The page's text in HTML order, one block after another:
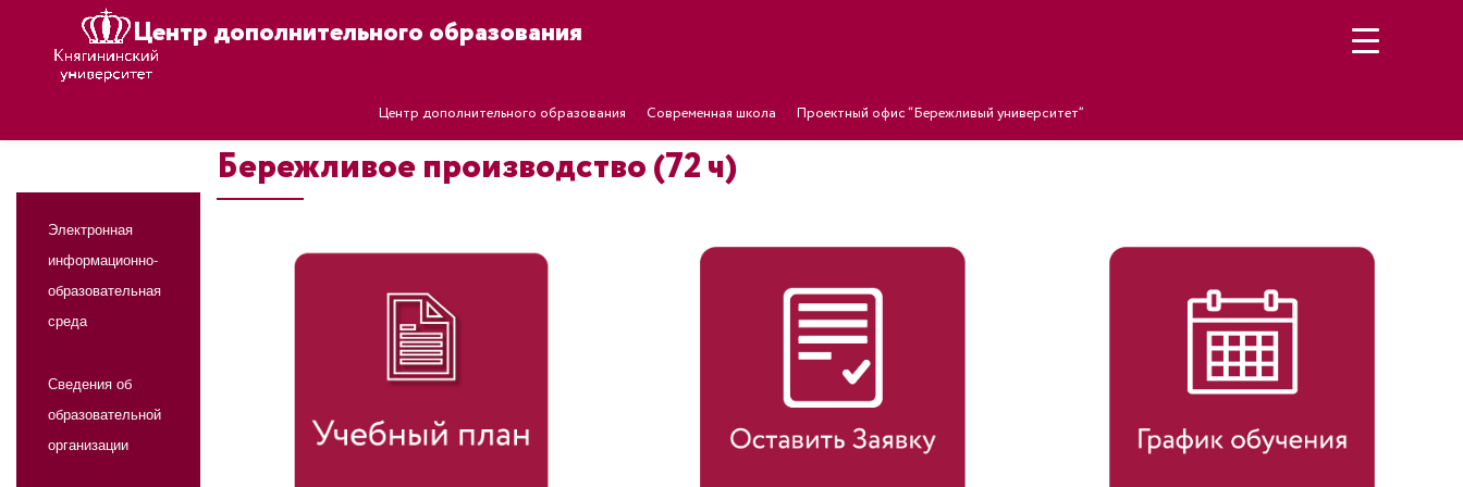
Центр дополнительного образования
Центр дополнительного образования Современная школа Проектный офис “Бережливый университет”
Электронная
информационно-
образовательная
среда
Сведения об
образовательной
организации
Бережливое производство (72 ч)